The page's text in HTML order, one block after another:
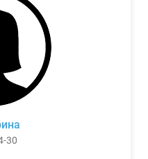
30